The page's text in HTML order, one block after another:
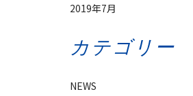
2019年7月
カテゴリー
NEWS